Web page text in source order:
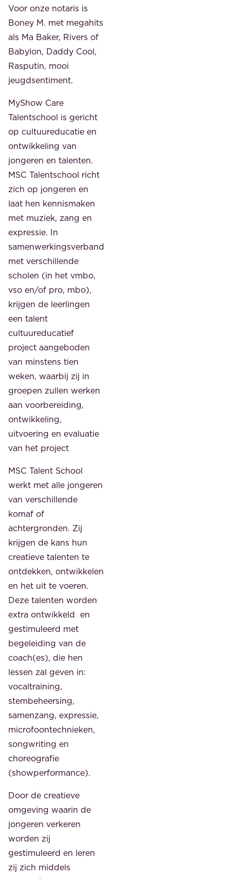
Voor onze notaris is
Boney M. met megahits
als Ma Baker, Rivers of
Babylon, Daddy Cool,
Rasputin, mooi
jeugdsentiment.
MyShow Care
Talentschool is gericht
op cultuureducatie en
ontwikkeling van
jongeren en talenten.
MSC Talentschool richt
zich op jongeren en
laat hen kennismaken
met muziek, zang en
expressie. In
samenwerkingsverband
met verschillende
scholen (in het vmbo,
vso en/of pro, mbo),
krijgen de leerlingen
een talent
cultuureducatief
project aangeboden
van minstens tien
weken, waarbij zij in
groepen zullen werken
aan voorbereiding,
ontwikkeling,
uitvoering en evaluatie
van het project
MSC Talent School
werkt met alle jongeren
van verschillende
komaf of
achtergronden. Zij
krijgen de kans hun
creatieve talenten te
ontdekken, ontwikkelen
en het uit te voeren.
Deze talenten worden
extra ontwikkeld en
gestimuleerd met
begeleiding van de
coach(es), die hen
lessen zal geven in:
vocaltraining,
stembeheersing,
samenzang, expressie,
microfoontechnieken,
songwriting en
choreografie
(showperformance).
Door de creatieve
omgeving waarin de
jongeren verkeren
worden zij
gestimuleerd en leren
zij zich middels